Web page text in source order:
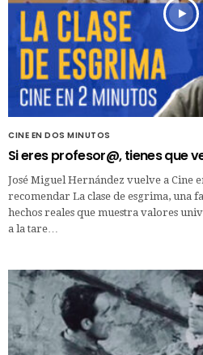
CINE EN DOS MINUTOS
Si eres profesor@, tienes que
José Miguel Hernández vuelve a Cine
recomendar La clase de esgrima, una
hechos reales que muestra valores
a la tare…